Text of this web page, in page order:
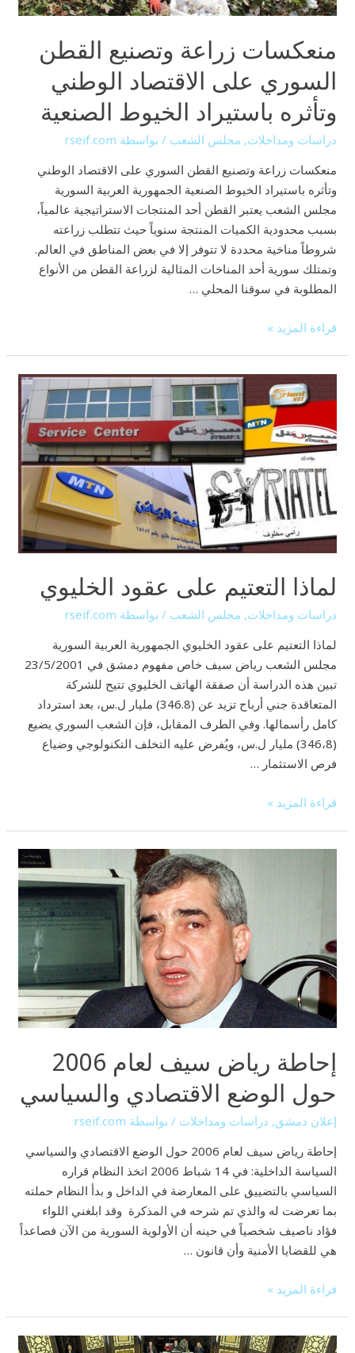
منعكسات زراعة وتصنيع القطن
السوري على الاقتصاد الوطني
وتأثره باستيراد الخيوط الصنعية
دراسات ومداخلات, مجلس الشعب / بواسطة rseif.com
منعكسات زراعة وتصنيع القطن السوري على الاقتصاد الوطني
وتأثره باستيراد الخيوط الصنعية الجمهورية العربية السورية
مجلس الشعب يعتبر القطن أحد المنتجات الاستراتيجية عالمياً،
بسبب محدودية الكميات المنتجة سنوياً حيث تتطلب زراعته
شروطاً مناخية محددة لا تتوفر إلا في بعض المناطق في العالم.
وتمتلك سورية أحد المناخات المثالية لزراعة القطن من الأنواع
المطلوبة في سوقنا المحلي …
وتأثره
الخيوط
الصنعية
قراءة المزيد »
لماذا التعتيم على عقود الخليوي
دراسات ومداخلات, مجلس الشعب / بواسطة rseif.com
لماذا التعتيم على عقود الخليوي الجمهورية العربية السورية
مجلس الشعب رياض سيف خاص مفهوم دمشق في 23/5/2001
تبين هذه الدراسة أن صفقة الهاتف الخليوي تتيح للشركة
المتعاقدة جني أرباح تزيد عن (346.8) مليار ل.س، بعد استرداد
كامل رأسمالها. وفي الطرف المقابل، فإن الشعب السوري يضيع
(346،8) مليار ل.س، ويُفرض عليه التخلف التكنولوجي وضياع
فرص الاستثمار …
التعتيم
على
عقود
الخليوي
قراءة المزيد »
إحاطة رياض سيف لعام 2006
حول الوضع الاقتصادي والسياسي
إعلان دمشق, دراسات ومداخلات / بواسطة rseif.com
إحاطة رياض سيف لعام 2006 حول الوضع الاقتصادي والسياسي
السياسة الداخلية: في 14 شباط 2006 اتخذ النظام قراره
السياسي بالتضييق على المعارضة في الداخل و بدأ النظام حملته
بما تعرضت له والذي تم شرحه في المذكرة وقد ابلغني اللواء
فؤاد ناصيف شخصياً في حينه أن الأولوية السورية من الآن فصاعداً
هي للقضايا الأمنية وأن قانون …
2006
حول
الوضع
الاقتصادي
والسياسي
قراءة المزيد »